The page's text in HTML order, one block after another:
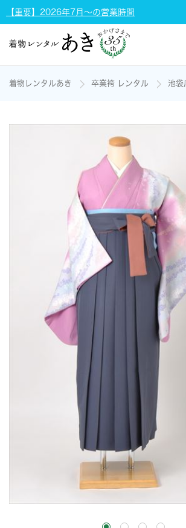
【重要】2026年7月～の営業時間
着物レンタルあき 卒業袴 レンタル 池袋